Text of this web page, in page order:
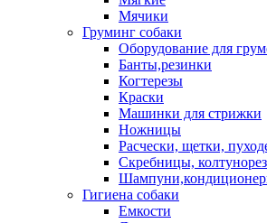
Мячики
Груминг собаки
Оборудование для
Банты,резинки
Когтерезы
Краски
Машинки для стрижки
Ножницы
Расчески, щетки,
Скребницы,
Гигиена собаки
Емкости